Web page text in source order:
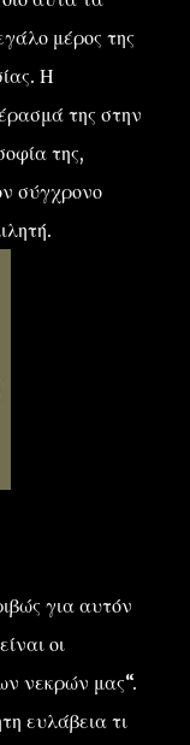
μέρος της
Η
της στην
της,
σύγχρονο
για αυτόν
οι
νεκρών μας“.
ευλάβεια τι